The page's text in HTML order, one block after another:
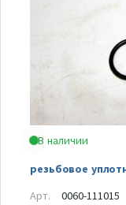
В наличии
резьбовое
Арт.
0060-111015